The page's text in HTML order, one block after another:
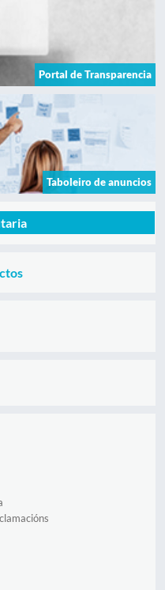
Portal de Transparencia
Taboleiro de anuncios